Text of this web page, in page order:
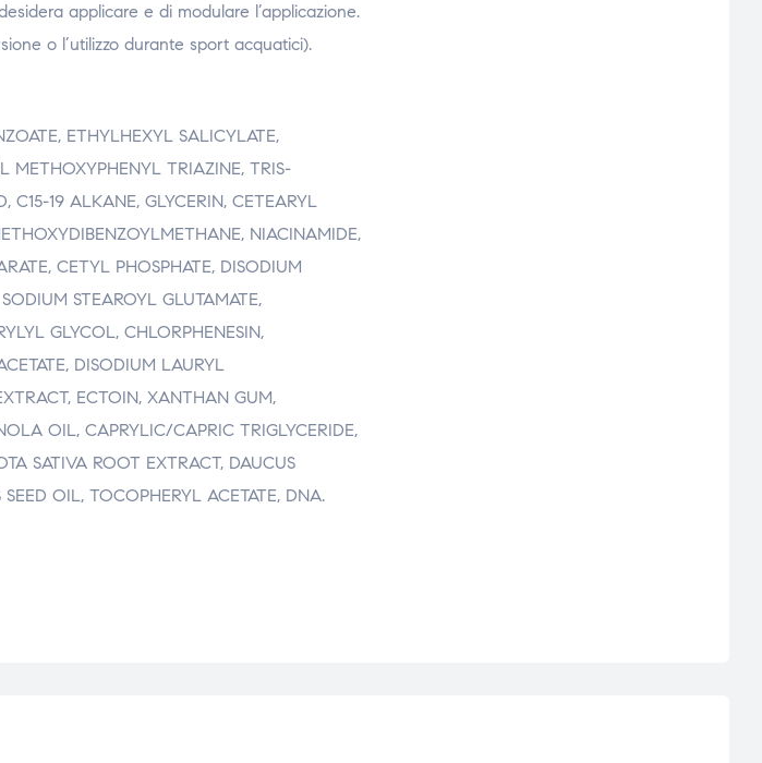
applicare e di modulare l’applicazione.
o l’utilizzo durante sport acquatici).
ETHYLHEXYL SALICYLATE,
METHOXYPHENYL TRIAZINE, TRIS-
C15-19 ALKANE, GLYCERIN, CETEARYL
NIACINAMIDE,
CETYL PHOSPHATE, DISODIUM
STEAROYL GLUTAMATE,
GLYCOL, CHLORPHENESIN,
DISODIUM LAURYL
ECTOIN, XANTHAN GUM,
OIL, CAPRYLIC/CAPRIC TRIGLYCERIDE,
SATIVA ROOT EXTRACT, DAUCUS
OIL, TOCOPHERYL ACETATE, DNA.